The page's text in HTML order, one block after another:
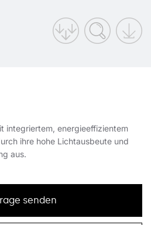
integriertem, energieeffizientem
ihre hohe Lichtausbeute und
aus.
senden